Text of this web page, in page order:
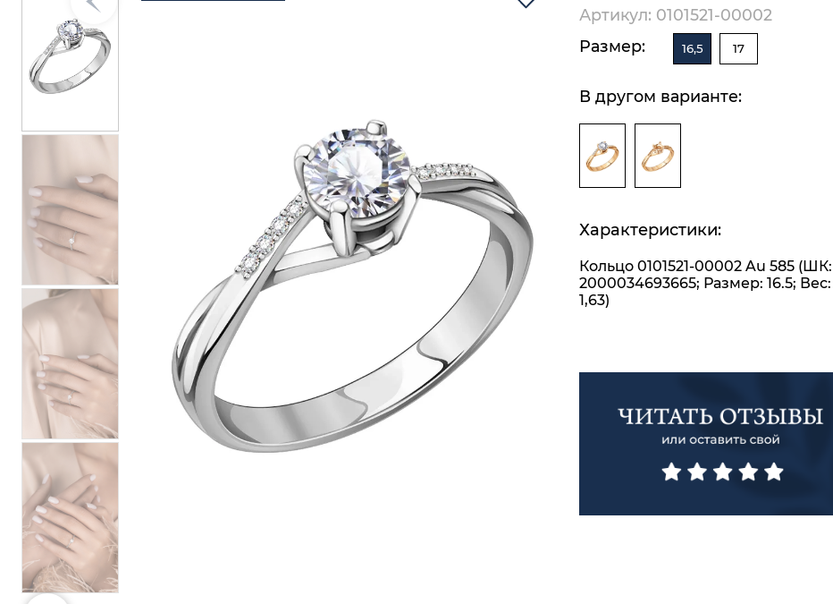
Артикул: 0101521-00002
Размер:
16,5 17
В другом варианте:
Характеристики:
Кольцо 0101521-00002 Au 585 (ШК:
2000034693665; Размер: 16.5; Вес:
1,63)